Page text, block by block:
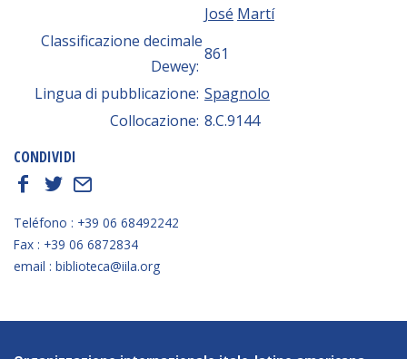
José Martí
Classificazione decimale
Dewey:
861
Lingua di pubblicazione: Spagnolo
Collocazione: 8.C.9144
CONDIVIDI
f
t E
Teléfono : +39 06 68492242
Fax : +39 06 6872834
email : biblioteca@iila.org